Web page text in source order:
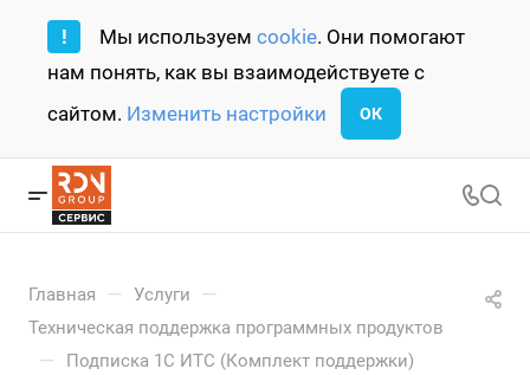
! Мы используем cookie. Они помогают
нам понять, как вы взаимодействуете с
сайтом. Изменить настройки ОК
Главная — Услуги —
Техническая поддержка программных продуктов
— Подписка 1С ИТС (Комплект поддержки)